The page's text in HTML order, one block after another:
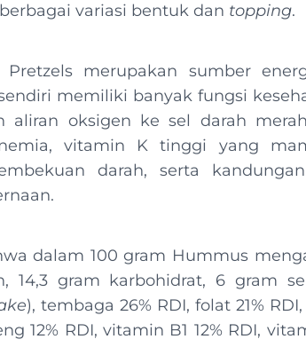
variasi bentuk dan topping.
merupakan sumber
memiliki banyak fungsi
aliran oksigen ke sel darah
vitamin K tinggi yang
darah, serta
dalam 100 gram Hummus
14,3 gram karbohidrat, 6 gram
), tembaga 26% RDI, folat 21%
12% RDI, vitamin B1 12% RDI,